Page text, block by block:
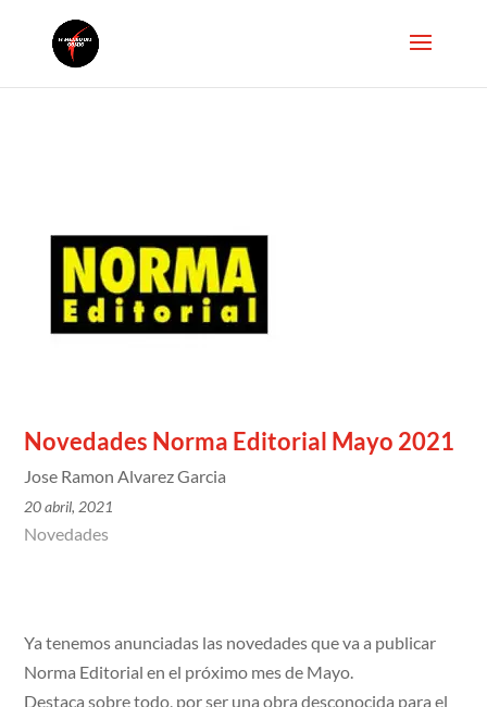
Novedades Norma Editorial Mayo 2021
Jose Ramon Alvarez Garcia
20 abril, 2021
Novedades
Ya tenemos anunciadas las novedades que va a publicar
Norma Editorial en el próximo mes de Mayo.
Destaca sobre todo, por ser una obra desconocida para el